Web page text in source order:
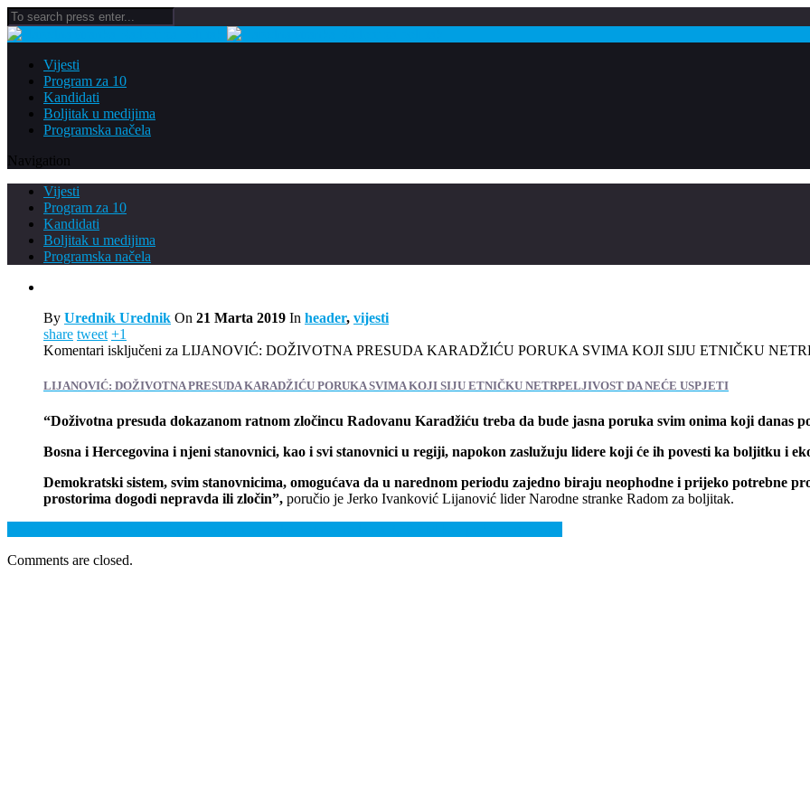
Vijesti
Program za 10
Kandidati
Boljitak u medijima
Programska načela
Navigation
Vijesti
Program za 10
Kandidati
Boljitak u medijima
Programska načela
By Urednik Urednik On 21 Marta 2019 In header, vijesti
share tweet +1
Komentari isključeni za LIJANOVIĆ: DOŽIVOTNA PRESUDA KARADŽIĆU PORUKA SVIMA KOJI SIJU ETNIČKU
LIJANOVIĆ: DOŽIVOTNA PRESUDA KARADŽIĆU PORUKA SVIMA KOJI SIJU ETNIČKU NETRPELJIVOST DA NEĆE USPJETI
“Doživotna presuda dokazanom ratnom zločincu Radovanu Karadžiću treba da bude jasna poruka svim onima koji danas
Bosna i Hercegovina i njeni stanovnici, kao i svi stanovnici u regiji, napokon zaslužuju lidere koji će ih povesti ka boljitku i
Demokratski sistem, svim stanovnicima, omogućava da u narednom periodu zajedno biraju neophodne i prijeko potrebne
prostorima dogodi nepravda ili zločin”, poručio je Jerko Ivanković Lijanović lider Narodne stranke Radom za boljitak.
Comments are closed.